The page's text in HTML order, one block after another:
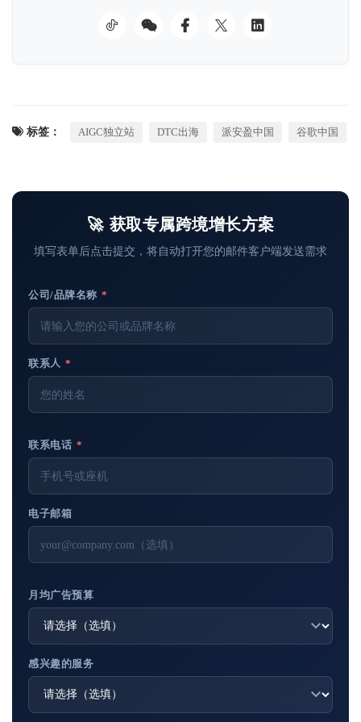
标签： AIGC独立站 DTC出海 派安盈中国 谷歌中国
🚀 获取专属跨境增长方案
填写表单后点击提交，将自动打开您的邮件客户端发送需求
公司/品牌名称 *
联系人 *
联系电话 *
电子邮箱
月均广告预算
感兴趣的服务